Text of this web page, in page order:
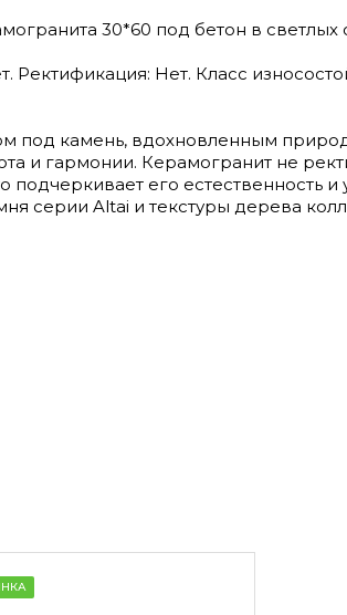
30*60 под бетон в светлых
Нет. Класс
под камень, вдохновленным
и гармонии. Керамогранит не
подчеркивает его естественность
серии Altai и текстуры дерева